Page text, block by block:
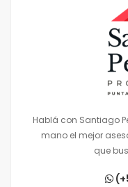
Hablá con Santiago
mano el mejor
que